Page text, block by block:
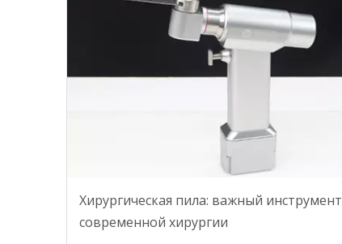
Хирургическая пила: важный инструмент
современной хирургии